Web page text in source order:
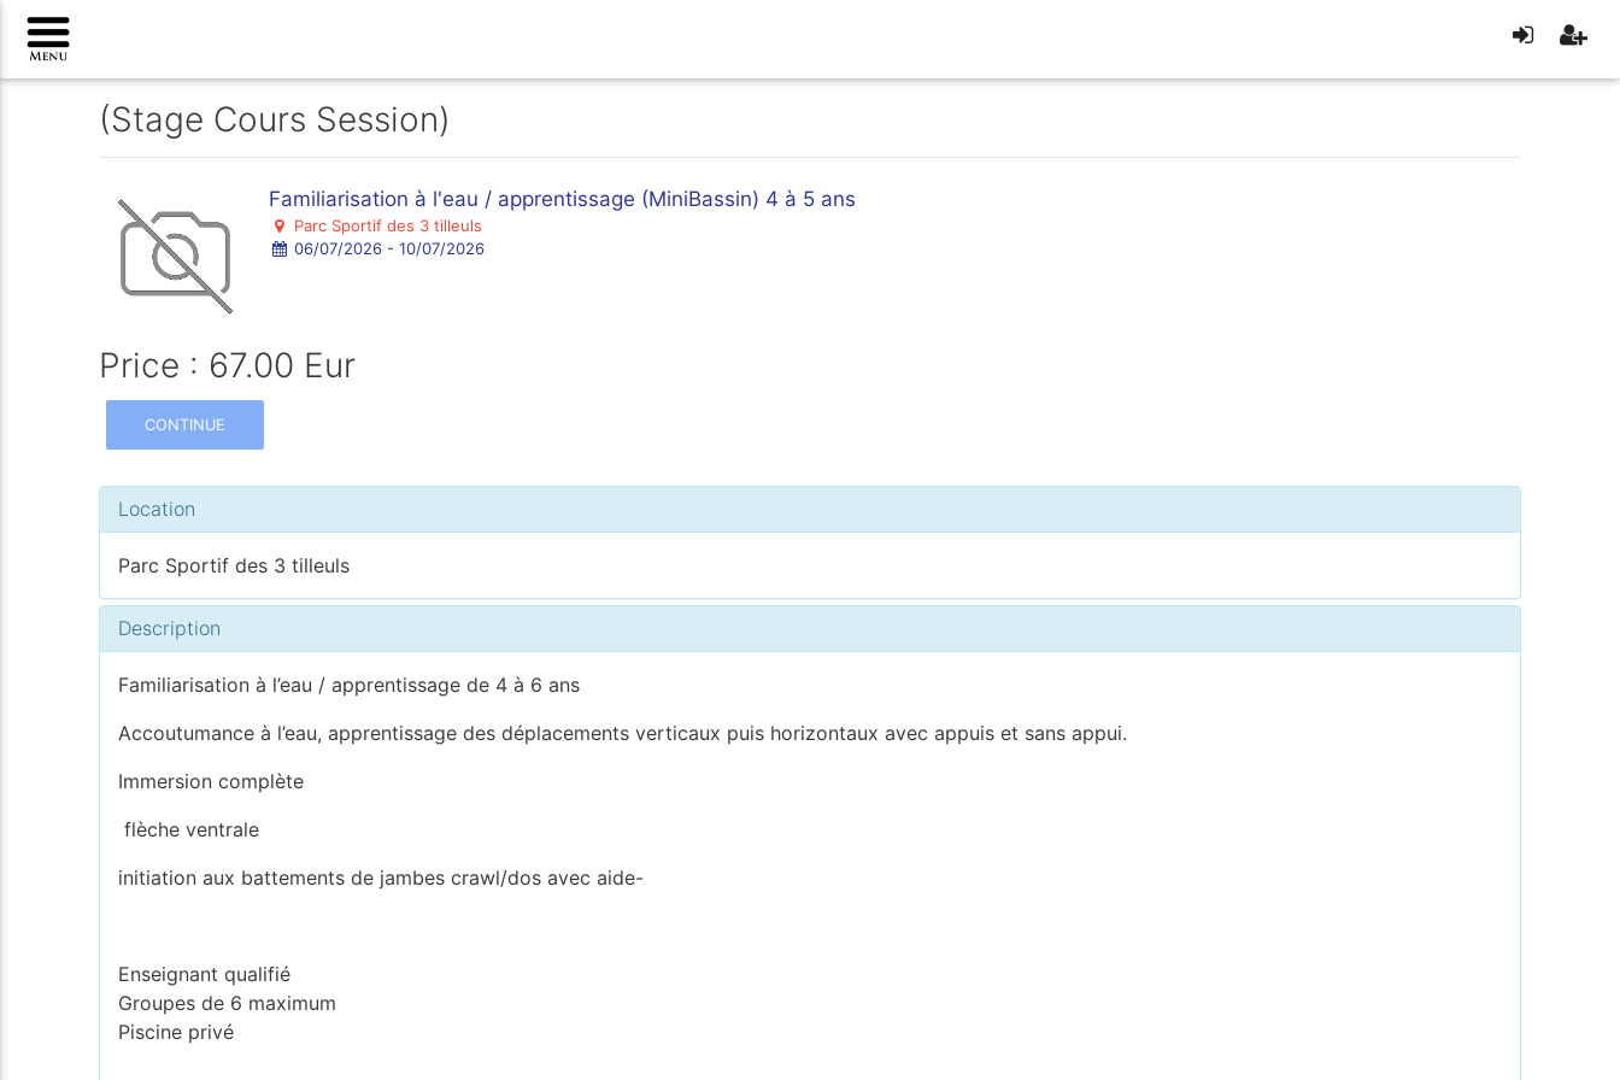
(Stage Cours Session)
Familiarisation à l'eau / apprentissage (MiniBassin) 4 à 5 ans
Parc Sportif des 3 tilleuls
06/07/2026 - 10/07/2026
Price : 67.00 Eur
CONTINUE
Location
Parc Sportif des 3 tilleuls
Description
Familiarisation à l’eau / apprentissage de 4 à 6 ans
Accoutumance à l’eau, apprentissage des déplacements verticaux puis horizontaux avec appuis et sans appui.
Immersion complète
flèche ventrale
initiation aux battements de jambes crawl/dos avec aide-
Enseignant qualifié
Groupes de 6 maximum
Piscine privé